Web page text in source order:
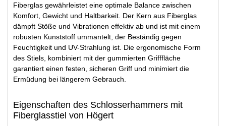
Fiberglas gewährleistet eine optimale Balance zwischen
Komfort, Gewicht und Haltbarkeit. Der Kern aus Fiberglas
dämpft Stöße und Vibrationen effektiv ab und ist mit einem
robusten Kunststoff ummantelt, der Beständig gegen
Feuchtigkeit und UV-Strahlung ist. Die ergonomische Form
des Stiels, kombiniert mit der gummierten Grifffläche
garantiert einen festen, sicheren Griff und minimiert die
Ermüdung bei längerem Gebrauch.
Eigenschaften des Schlosserhammers mit
Fiberglasstiel von Högert